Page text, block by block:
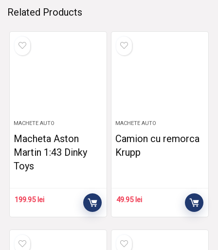
Related Products
MACHETE AUTO
Macheta Aston
Martin 1:43 Dinky
Toys
199.95 lei
MACHETE AUTO
Camion cu remorca
Krupp
49.95 lei